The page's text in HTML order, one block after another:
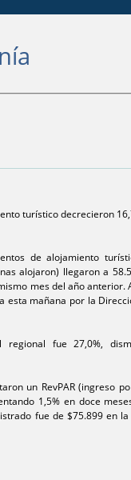
turístico decrecieron
de alojamiento
alojaron) llegaron a
mes del año anterior.
esta mañana por la
fue 27,0%,
un RevPAR (ingreso
1,5% en doce
fue de $75.899 en